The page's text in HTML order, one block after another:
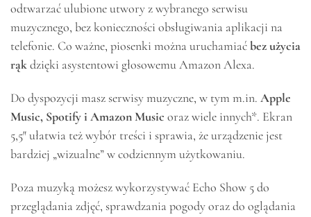
odtwarzać ulubione utwory z wybranego serwisu
muzycznego, bez konieczności obsługiwania aplikacji na
telefonie. Co ważne, piosenki można uruchamiaćbez użycia
rąkdzięki asystentowi głosowemu Amazon Alexa.
Do dyspozycji masz serwisy muzyczne, w tym m.in. Apple
Music, Spotify i Amazon Music oraz wiele innych*. Ekran
5,5″ ułatwia też wybór treści i sprawia, że urządzenie jest
bardziej „wizualne” w codziennym użytkowaniu.
Poza muzyką możesz wykorzystywać Echo Show 5 do
przeglądania zdjęć, sprawdzania pogody oraz do oglądania